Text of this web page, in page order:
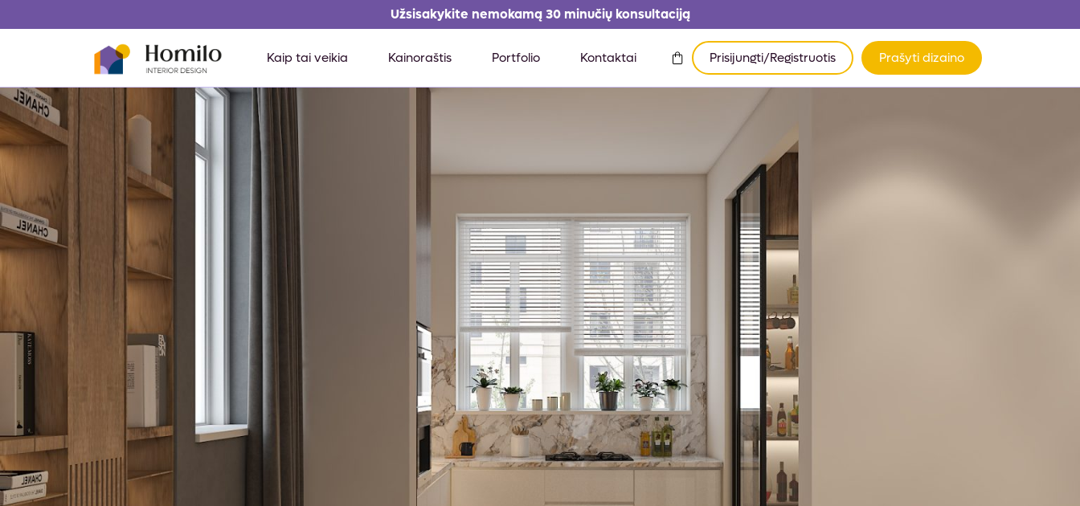
Užsisakykite nemokamą 30 minučių konsultaciją
Kaip tai veikia Kainoraštis Portfolio Kontaktai Prisijungti/Registruotis Prašyti dizaino